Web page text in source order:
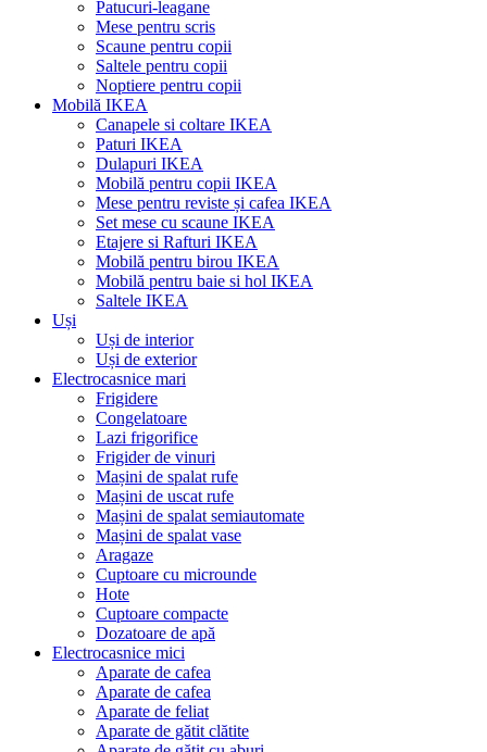
Patucuri-leagane
Mese pentru scris
Scaune pentru copii
Saltele pentru copii
Noptiere pentru copii
Mobilă IKEA
Canapele si coltare IKEA
Paturi IKEA
Dulapuri IKEA
Mobilă pentru copii IKEA
Mese pentru reviste și cafea IKEA
Set mese cu scaune IKEA
Etajere si Rafturi IKEA
Mobilă pentru birou IKEA
Mobilă pentru baie si hol IKEA
Saltele IKEA
Uși
Uși de interior
Uși de exterior
Electrocasnice mari
Frigidere
Congelatoare
Lazi frigorifice
Frigider de vinuri
Mașini de spalat rufe
Mașini de uscat rufe
Mașini de spalat semiautomate
Mașini de spalat vase
Aragaze
Cuptoare cu microunde
Hote
Cuptoare compacte
Dozatoare de aрă
Electrocasnice mici
Aparate de cafea
Aparate de cafea
Aparate de feliat
Aparate de gătit clătite